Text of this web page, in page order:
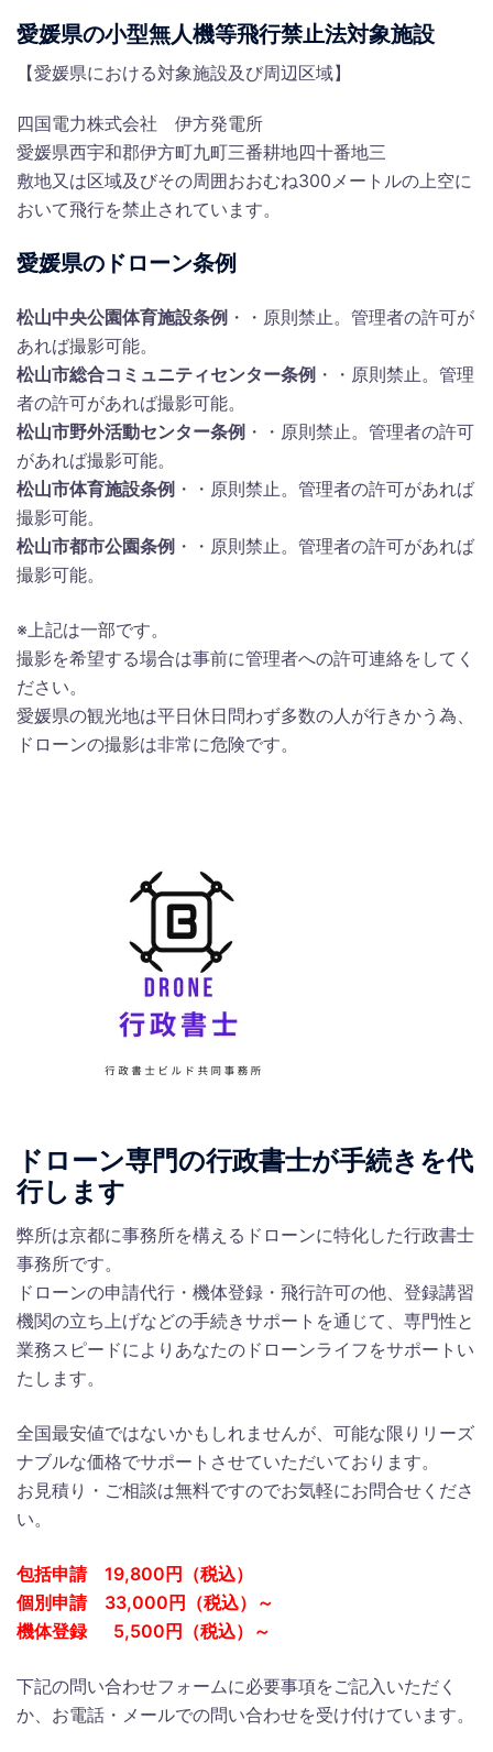
愛媛県の小型無人機等飛行禁止法対象施設
【愛媛県における対象施設及び周辺区域】
四国電力株式会社 伊方発電所
愛媛県西宇和郡伊方町九町三番耕地四十番地三
敷地又は区域及びその周囲おおむね300メートルの上空に
おいて飛行を禁止されています。
愛媛県のドローン条例
松山中央公園体育施設条例 ・・原則禁止。管理者の許可が
あれば撮影可能。
松山市総合コミュニティセンター条例 ・・原則禁止。管理
者の許可があれば撮影可能。
松山市野外活動センター条例 ・・原則禁止。管理者の許可
があれば撮影可能。
松山市体育施設条例 ・・原則禁止。管理者の許可があれば
撮影可能。
松山市都市公園条例 ・・原則禁止。管理者の許可があれば
撮影可能。
※上記は一部です。
撮影を希望する場合は事前に管理者への許可連絡をしてく
ださい。
愛媛県の観光地は平日休日問わず多数の人が行きかう為、
ドローンの撮影は非常に危険です。
ドローン専門の行政書士が手続きを代
行します
弊所は京都に事務所を構えるドローンに特化した行政書士
事務所です。
ドローンの申請代行・機体登録・飛行許可の他、登録講習
機関の立ち上げなどの手続きサポートを通じて、専門性と
業務スピードによりあなたのドローンライフをサポートい
たします。
全国最安値ではないかもしれませんが、可能な限りリーズ
ナブルな価格でサポートさせていただいております。
お見積り・ご相談は無料ですのでお気軽にお問合せくださ
い。
包括申請 19,800円（税込）
個別申請 33,000円（税込）～
機体登録 5,500円（税込）～
下記の問い合わせフォームに必要事項をご記入いただく
か、お電話・メールでの問い合わせを受け付けています。